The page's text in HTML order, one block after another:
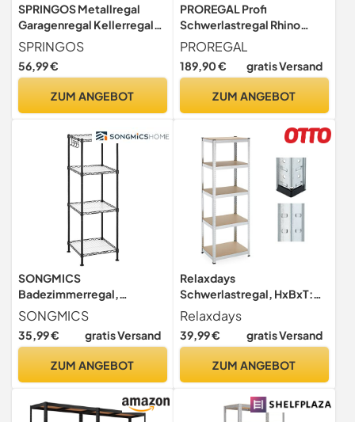
SPRINGOS Metallregal
Garagenregal Kellerregal
110 x 225 x 50 cm 6 Ablagen
SPRINGOS
56,99 €
ZUM ANGEBOT
PROREGAL Profi
Schwerlastregal Rhino
EXTRA BREIT schwarz
HxBxT 180x200x60cm
Fachlast 500kg 4X
Garagenregal, Lagerregal,
Weitspannregal
PROREGAL
189,90 € gratis Versand
ZUM ANGEBOT
SONGMICS
Badezimmerregal,
Standregal mit 4 Ebenen,
Aufbewahrungsregal aus
Metall, bis 80 kg belastbar,
Haken, 30 x 30 x 102 cm, für
LGR104B01
SONGMICS
35,99 € gratis Versand
ZUM ANGEBOT
Relaxdays
Schwerlastregal, HxBxT:
180x60x45 cm, verzinkter
Stahl, Silber
Relaxdays
39,99 € gratis Versand
ZUM ANGEBOT